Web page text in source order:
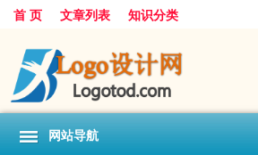
首 页 文章列表 知识分类
网站导航